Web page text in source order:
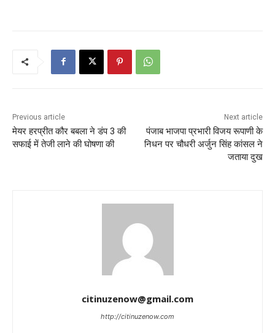
Previous article
मेयर हरप्रीत कौर बबला ने डंप 3 की
सफाई में तेजी लाने की घोषणा की
Next article
पंजाब भाजपा प्रभारी विजय रूपाणी के
निधन पर चौधरी अर्जुन सिंह कांसल ने
जताया दुख
citinuzenow@gmail.com
http://citinuzenow.com